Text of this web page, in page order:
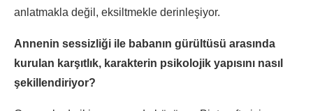
anlatmakla değil, eksiltmekle derinleşiyor.
Annenin sessizliği ile babanın gürültüsü arasında
kurulan karşıtlık, karakterin psikolojik yapısını nasıl
şekillendiriyor?